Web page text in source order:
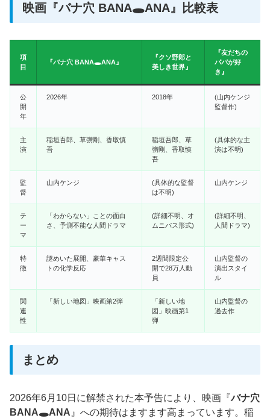
映画『バナ穴 BANA🕳️ANA』比較表
項
目
『バナ穴 BANA🕳️ANA』
『クソ野郎と
美しき世界』
『友だちの
パパが好
き』
公
開
年
2026年 2018年
(山内ケンジ
監督作)
主
演
稲垣吾郎、草彅剛、香取慎
吾
稲垣吾郎、草
彅剛、香取慎
吾
(具体的な主
演は不明)
監
督
山内ケンジ
(具体的な監督
は不明)
山内ケンジ
テ
ー
マ
「わからない」ことの面白
さ、予測不能な人間ドラマ
(詳細不明、オ
ムニバス形式)
(詳細不明、
人間ドラマ)
特
徴
謎めいた展開、豪華キャス
トの化学反応
2週間限定公
開で28万人動
員
山内監督の
演出スタイ
ル
関
連
性
「新しい地図」映画第2弾
「新しい地
図」映画第1
弾
山内監督の
過去作
まとめ
2026年6月10日に解禁された本予告により、映画『バナ穴
BANA🕳️ANA 』への期待はますます高まっています。稲